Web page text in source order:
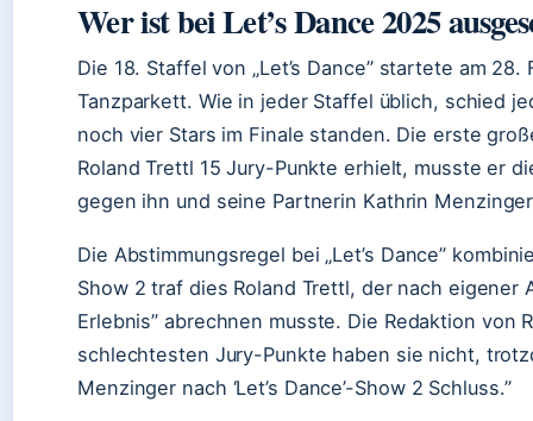
Wer ist bei Let’s Dance 2025
Die 18. Staffel von „Let’s Dance” startete am
Tanzparkett. Wie in jeder Staffel üblich, schied
noch vier Stars im Finale standen. Die erste
Roland Trettl 15 Jury-Punkte erhielt, musste er
gegen ihn und seine Partnerin Kathrin
Die Abstimmungsregel bei „Let’s Dance”
Show 2 traf dies Roland Trettl, der nach eigener
Erlebnis” abrechnen musste. Die Redaktion von
schlechtesten Jury-Punkte haben sie nicht,
Menzinger nach ‘Let’s Dance’-Show 2 Schluss.”